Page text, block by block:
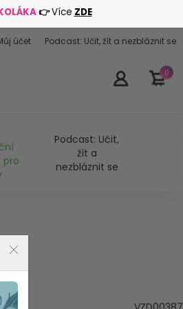
👉Více ZDE
0
pro
Podcast: Učit,
žít a
nezbláznit se
účet Podcast: Učit, žít a nezbláznit se